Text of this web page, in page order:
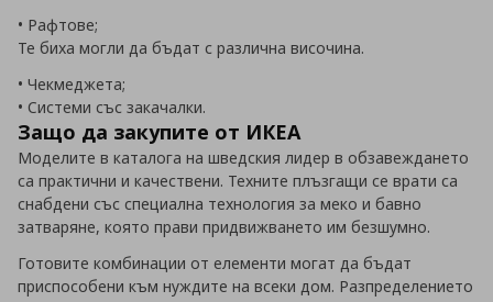
• Рафтове;
Те биха могли да бъдат с различна височина.
• Чекмеджета;
• Системи със закачалки.
Защо да закупите от ИКЕА
Моделите в каталога на шведския лидер в обзавеждането
са практични и качествени. Техните плъзгащи се врати са
снабдени със специална технология за меко и бавно
затваряне, която прави придвижването им безшумно.
Готовите комбинации от елементи могат да бъдат
приспособени към нуждите на всеки дом. Разпределението